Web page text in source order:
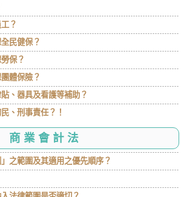
？
民健保？
保？
體保險？
、器具及看護等補助？
、刑事責任？！
商業會計法
」之範圍及其適用之優先順序？